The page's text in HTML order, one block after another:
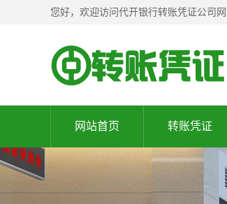
您好，欢迎访问代开银行转账凭证公司
网站首页 转账凭证